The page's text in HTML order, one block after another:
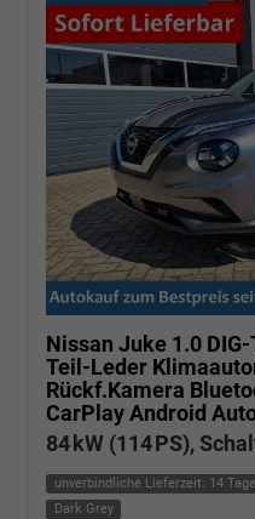
Nissan Juke 1.0
Teil-Leder
Rückf.Kamera
CarPlay Android
84 kW (114 PS),
unverbindliche Lieferzeit: 14 Tage
Dark Grey